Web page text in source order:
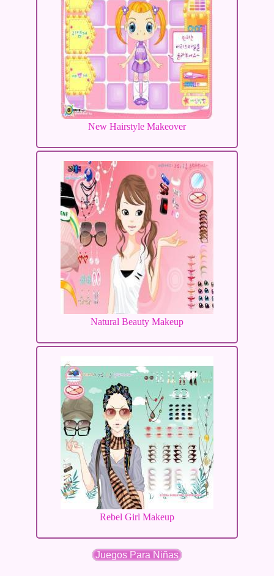
New Hairstyle Makeover
Natural Beauty Makeup
Rebel Girl Makeup
Juegos Para Niñas